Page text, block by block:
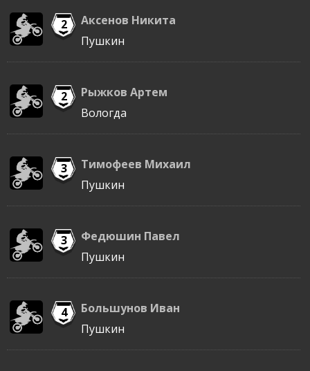
2
Аксенов Никита
Пушкин
2
Рыжков Артем
Вологда
3
Тимофеев Михаил
Пушкин
3
Федюшин Павел
Пушкин
4
Большунов Иван
Пушкин